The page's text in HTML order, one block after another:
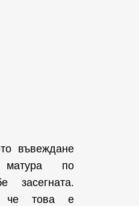
въвеждане
матура по
засегната.
че това е